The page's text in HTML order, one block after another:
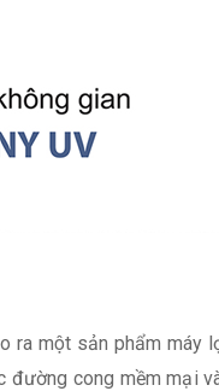
ra một sản phẩm máy
đường cong mềm mại